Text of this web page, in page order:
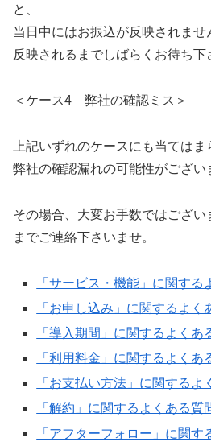
と、
当日中にはお振込が反映されませ
反映されるまでしばらくお待ち下
＜ケース4 弊社の確認ミス＞
上記いずれのケースにも当てはま
弊社の確認漏れの可能性がござい
その場合、大変お手数ではござい
までご連絡下さいませ。
「サービス・機能」に関する
「お申し込み」に関するよく
「導入期間」に関するよくあ
「利用料金」に関するよくあ
「お支払い方法」に関するよ
「解約」に関するよくある質
「アフターフォロー」に関す